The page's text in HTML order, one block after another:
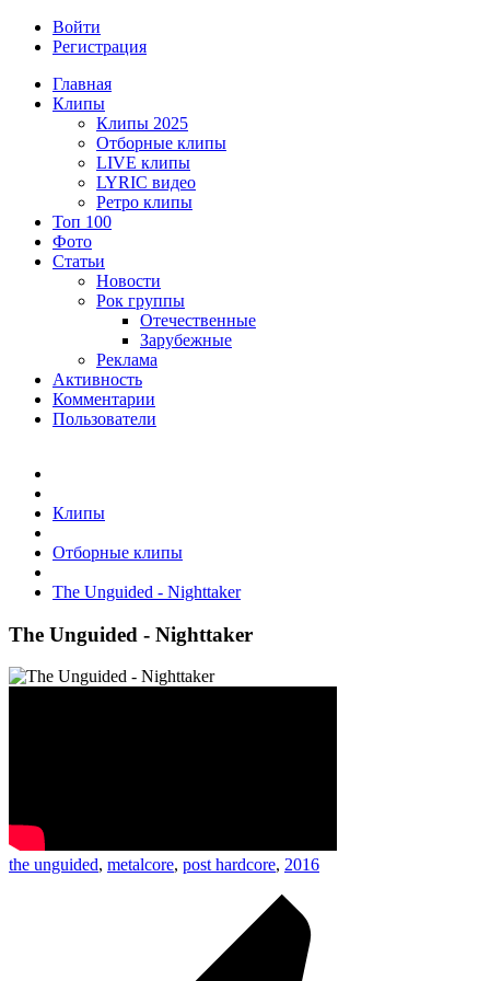
Войти
Регистрация
Главная
Клипы
Клипы 2025
Отборные клипы
LIVE клипы
LYRIC видео
Ретро клипы
Топ 100
Фото
Статьи
Новости
Рок группы
Отечественные
Зарубежные
Реклама
Активность
Комментарии
Пользователи
Клипы
Отборные клипы
The Unguided - Nighttaker
The Unguided - Nighttaker
the unguided, metalcore, post hardcore, 2016